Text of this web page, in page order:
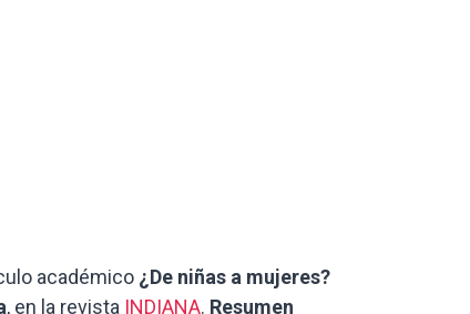
académico ¿De niñas a mujeres?
, en la revista INDIANA. Resumen